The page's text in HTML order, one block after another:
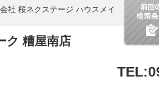
社 桜ネクステージ ハウスメイ
ク 糟屋南店